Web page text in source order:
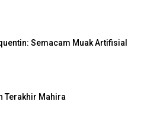
Semacam Muak Artifisial
Terakhir Mahira